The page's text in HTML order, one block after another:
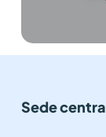
Sede